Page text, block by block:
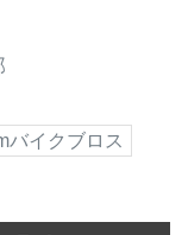
バイクブロス